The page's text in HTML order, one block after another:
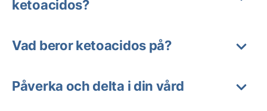
ketoacidos?
Vad beror ketoacidos på?
Påverka och delta i din vård